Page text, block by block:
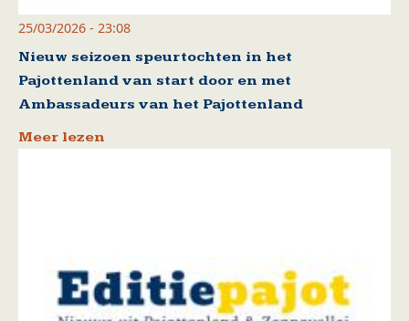
25/03/2026 - 23:08
Nieuw seizoen speurtochten in het
Pajottenland van start door en met
Ambassadeurs van het Pajottenland
Meer lezen